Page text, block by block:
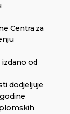
Centra za
od
dodjeljuje